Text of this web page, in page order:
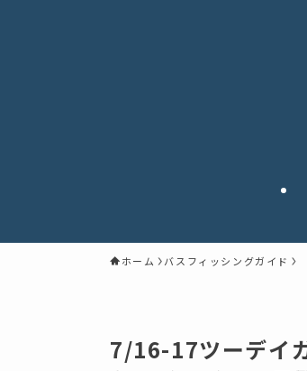
ホーム バスフィッシングガイド
7/16-17ツーデイ